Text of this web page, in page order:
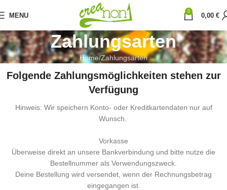
MENU
0
0,00 €
Zahlungsarten
Home Zahlungsarten
Folgende Zahlungsmöglichkeiten stehen zur
Verfügung
Hinweis: Wir speichern Konto- oder Kreditkartendaten nur auf
Wunsch.
Vorkasse
Überweise direkt an unsere Bankverbindung und bitte nutze die
Bestellnummer als Verwendungszweck.
Deine Bestellung wird versendet, wenn der Rechnungsbetrag
eingegangen ist.